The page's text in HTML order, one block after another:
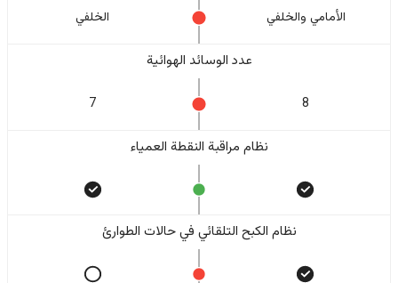
الأمامي والخلفي الخلفي
عدد الوسائد الهوائية
8
7
نظام مراقبة النقطة العمياء
نظام الكبح التلقائي في حالات الطوارئ